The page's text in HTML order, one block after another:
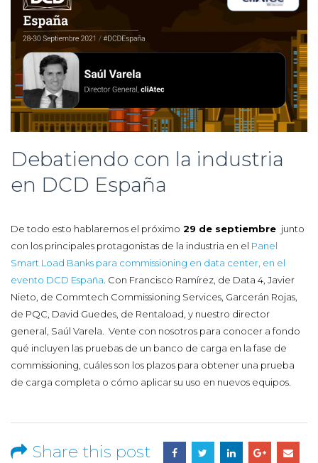
Debatiendo con la industria
en DCD España
De todo esto hablaremos el próximo 29 de septiembre junto
con los principales protagonistas de la industria en el Panel
Smart Load Banks para commissioning en data center, en el
evento DCD España . Con Francisco Ramírez, de Data 4, Javier
Nieto, de Commtech Commissioning Services, Garcerán Rojas,
de PQC, David Guedes, de Rentaload, y nuestro director
general, Saúl Varela. Vente con nosotros para conocer a fondo
qué incluyen las pruebas de un banco de carga en la fase de
commissioning, cuáles son los plazos para obtener una prueba
de carga completa o cómo aplicar su uso en nuevos equipos.
Share this post